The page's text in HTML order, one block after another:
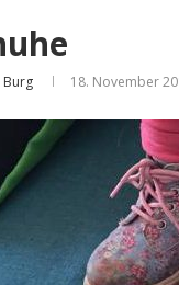
Burg 18. November